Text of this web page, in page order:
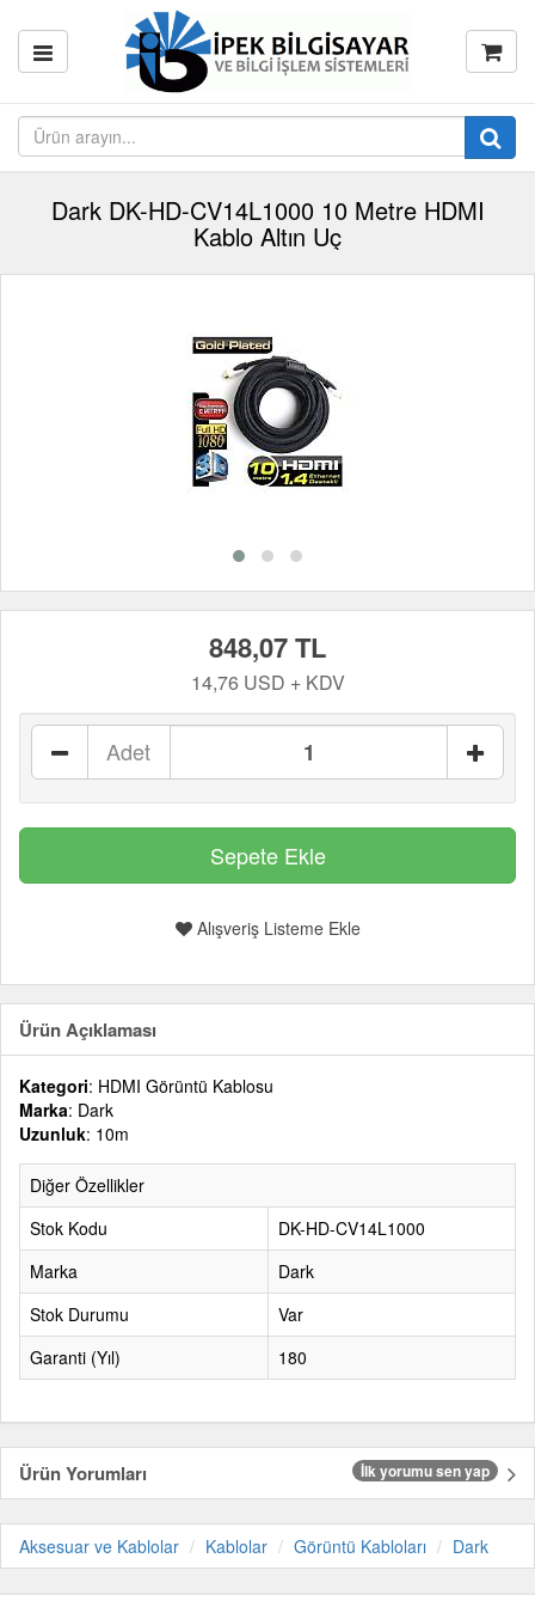
Dark DK-HD-CV14L1000 10 Metre HDMI
Kablo Altın Uç
848,07 TL
14,76 USD + KDV
Adet
Alışveriş Listeme Ekle
Ürün Açıklaması
Kategori: HDMI Görüntü Kablosu
Marka: Dark
Uzunluk: 10m
Diğer Özellikler
Stok Kodu
DK-HD-CV14L1000
Marka
Dark
Stok Durumu
Var
Garanti (Yıl)
180
Ürün Yorumları İlk yorumu sen yap
Aksesuar ve Kablolar Kablolar Görüntü Kabloları Dark